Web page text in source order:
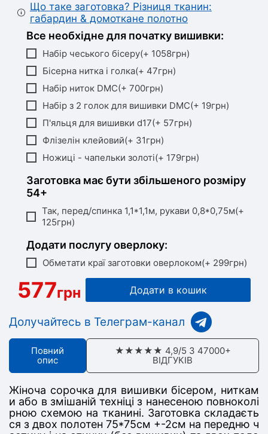
Що таке заготовка? Різниця тканин:
габардин & домоткане полотно
Все необхідне для початку вишивки:
Набір чеського бісеру(+ 1058грн)
Бісерна нитка і голка(+ 47грн)
Набір ниток DMC(+ 700грн)
Набір з 2 голок для вишивки DMC(+ 19грн)
П'яльця для вишивки d17(+ 57грн)
Флізелін клейовий(+ 31грн)
Ножиці - чапельки золоті(+ 179грн)
Заготовка має бути збільшеного розміру
54+
Так, перед/спинка 1,1*1,1м, рукави 0,8*0,75м(+
125грн)
Додати послугу оверлоку:
Обметати краї заготовки оверлоком(+ 299грн)
577грн Додати в кошик
Долучайтесь в Телеграм-канал
Повний
опис
★★★★★ 4,9/5 З 47000+
ВІДГУКІВ
Жіноча сорочка для вишивки бісером, ниткам
и або в змішаній техніці з нанесеною повноколі
рною схемою на тканині. Заготовка складаєть
ся з двох полотен 75*75см +-2см на передню ч